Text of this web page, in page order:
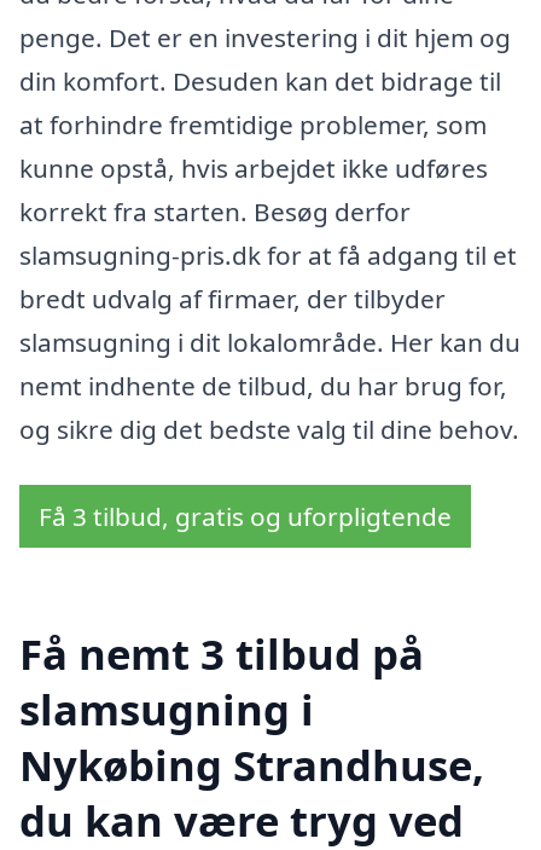
penge. Det er en investering i dit hjem og
din komfort. Desuden kan det bidrage til
at forhindre fremtidige problemer, som
kunne opstå, hvis arbejdet ikke udføres
korrekt fra starten. Besøg derfor
slamsugning-pris.dk for at få adgang til et
bredt udvalg af firmaer, der tilbyder
slamsugning i dit lokalområde. Her kan du
nemt indhente de tilbud, du har brug for,
og sikre dig det bedste valg til dine behov.
Få 3 tilbud, gratis og uforpligtende
Få nemt 3 tilbud på
slamsugning i
Nykøbing Strandhuse,
du kan være tryg ved